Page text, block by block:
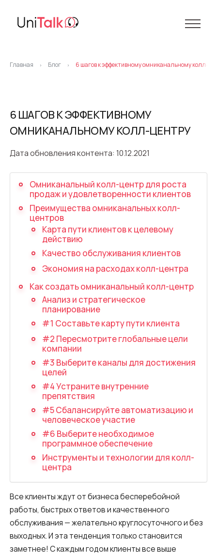
Виртуальная АТС
Предиктивный обзвон
Виджет обратный звонок (Callback)
Запись телефонных разговоров
Речевая аналитика
UniTalk Contact Center
Автоматизация
Голосовой AI-агент
Автоматическая система
распределения звонков
Голосовой робот
UniTalk Chat
Автообзвон
Автоматический телефонный опрос
Автоматический перезвон клиентам
Интерактивное голосовое меню — IVR
Конструктор телефонных событий
Дополнительные услуги
Ресурсы
База знаний
О нас
Партнеры
Маркетинговые материалы
Карьера
Контакты
Поддержка 24/7
Главная > Блог > 6 шагов к эффективному омниканальному колл-
6 ШАГОВ К ЭФФЕКТИВНОМУ
ОМНИКАНАЛЬНОМУ КОЛЛ-ЦЕНТРУ
Дата обновления контента: 10.12.2021
Омниканальный колл-центр для роста
продаж и удовлетворенности клиентов
Преимущества омниканальных колл-
центров
Карта пути клиентов к целевому
действию
Качество обслуживания клиентов
Экономия на расходах колл-центра
Как создать омниканальный колл-центр
Анализ и стратегическое
планирование
#1 Составьте карту пути клиента
#2 Пересмотрите глобальные цели
компании
#3 Выберите каналы для достижения
целей
#4 Устраните внутренние
препятствия
#5 Сбалансируйте автоматизацию и
человеческое участие
#6 Выберите необходимое
программное обеспечение
Инструменты и технологии для колл-
центра
Все клиенты ждут от бизнеса бесперебойной
работы, быстрых ответов и качественного
обслуживания — желательно круглосуточного и без
выходных. И эта тенденция только становится
заметнее! С каждым годом клиенты все выше